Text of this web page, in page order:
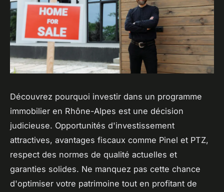
Découvrez pourquoi investir dans un programme
immobilier en Rhône-Alpes est une décision
judicieuse. Opportunités d'investissement
attractives, avantages fiscaux comme Pinel et PTZ,
respect des normes de qualité actuelles et
garanties solides. Ne manquez pas cette chance
d'optimiser votre patrimoine tout en profitant de